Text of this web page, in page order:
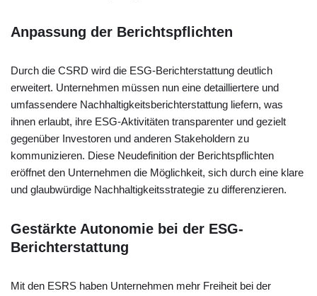
Anpassung der Berichtspflichten
Durch die CSRD wird die ESG-Berichterstattung deutlich
erweitert. Unternehmen müssen nun eine detailliertere und
umfassendere Nachhaltigkeitsberichterstattung liefern, was
ihnen erlaubt, ihre ESG-Aktivitäten transparenter und gezielt
gegenüber Investoren und anderen Stakeholdern zu
kommunizieren. Diese Neudefinition der Berichtspflichten
eröffnet den Unternehmen die Möglichkeit, sich durch eine klare
und glaubwürdige Nachhaltigkeitsstrategie zu differenzieren.
Gestärkte Autonomie bei der ESG-
Berichterstattung
Mit den ESRS haben Unternehmen mehr Freiheit bei der